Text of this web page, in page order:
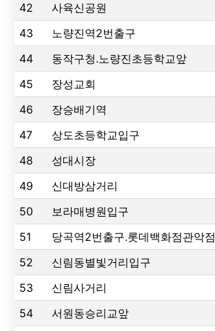
42
사육신공원
43
노량진역2번출구
44
동작구청.노량진초등학교앞
45
장성교회
46
장승배기역
47
상도초등학교입구
48
성대시장
49
신대방삼거리
50
보라매병원입구
51
당곡역2번출구.롯데백화점관악점
52
신림동별빛거리입구
53
신림사거리
54
서원동승리교앞